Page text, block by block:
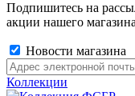
Подпишитесь на
акции нашего
Новости магазина
Коллекции